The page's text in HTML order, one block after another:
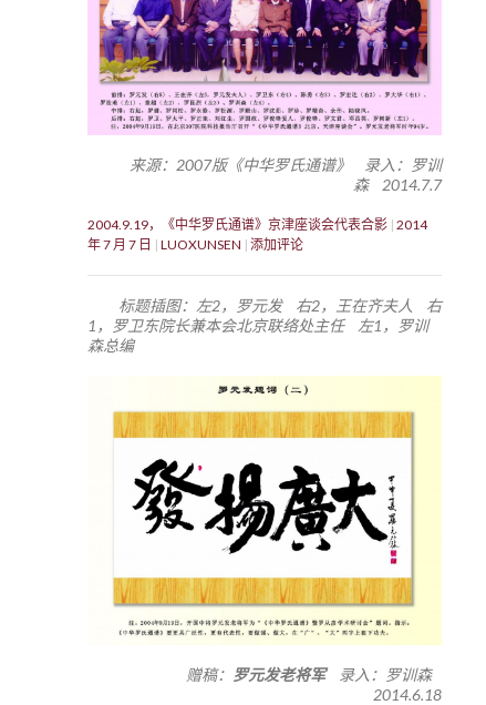
来源：2007版《中华罗氏通谱》 录入：罗训
森 2014.7.7
2004.9.19，《中华罗氏通谱》京津座谈会代表合影 2014
年 7 月 7 日
LUOXUNSEN 添加评论
标题插图：左2，罗元发 右2，王在齐夫人 右
1，罗卫东院长兼本会北京联络处主任 左1，罗训
森总编
赠稿： 罗元发老将军录入：罗训森
2014.6.18